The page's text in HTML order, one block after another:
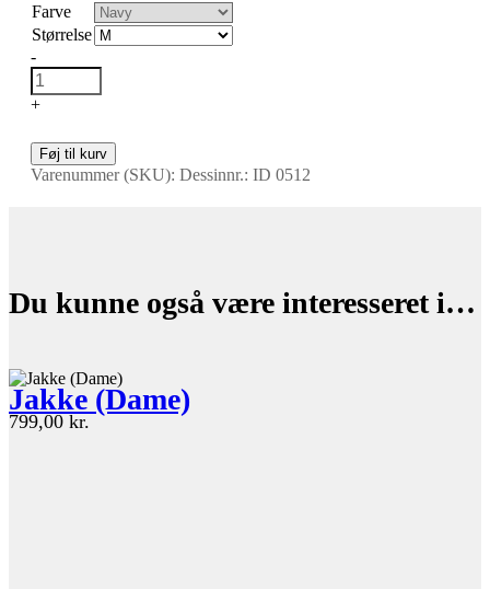
Farve
Størrelse
-
+
Føj til kurv
Varenummer (SKU): Dessinnr.: ID 0512
Du kunne også være interesseret i…
Jakke (Dame)
799,00kr.